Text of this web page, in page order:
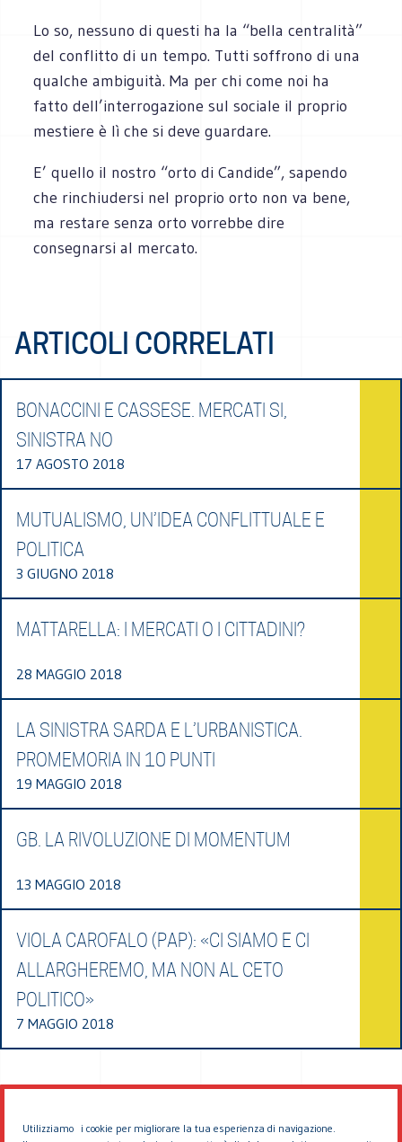
Utilizziamo i cookie per migliorare la tua esperienza di navigazione.
Lo so, nessuno di questi ha la “bella centralità”
del conflitto di un tempo. Tutti soffrono di una
qualche ambiguità. Ma per chi come noi ha
fatto dell’interrogazione sul sociale il proprio
mestiere è lì che si deve guardare.
E’ quello il nostro “orto di Candide”, sapendo
che rinchiudersi nel proprio orto non va bene,
ma restare senza orto vorrebbe dire
consegnarsi al mercato.
ARTICOLI CORRELATI
BONACCINI E CASSESE. MERCATI SI,
SINISTRA NO
17 AGOSTO 2018
MUTUALISMO, UN’IDEA CONFLITTUALE E
POLITICA
3 GIUGNO 2018
MATTARELLA: I MERCATI O I CITTADINI?
28 MAGGIO 2018
LA SINISTRA SARDA E L’URBANISTICA.
PROMEMORIA IN 10 PUNTI
19 MAGGIO 2018
GB. LA RIVOLUZIONE DI MOMENTUM
13 MAGGIO 2018
VIOLA CAROFALO (PAP): «CI SIAMO E CI
ALLARGHEREMO, MA NON AL CETO
POLITICO»
7 MAGGIO 2018